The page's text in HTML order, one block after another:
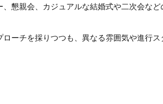
懇親会、カジュアルな結婚式や二次会な
ーチを採りつつも、異なる雰囲気や進行ス